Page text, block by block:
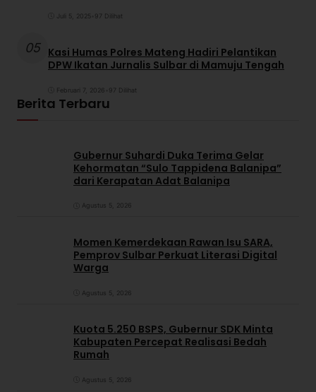
Juli 5, 2025 97 Dilihat
05 Kasi Humas Polres Mateng Hadiri Pelantikan
DPW Ikatan Jurnalis Sulbar di Mamuju Tengah
Februari 7, 2026 97 Dilihat
Berita Terbaru
Gubernur Suhardi Duka Terima Gelar
Kehormatan “Sulo Tappidena Balanipa”
dari Kerapatan Adat Balanipa
Agustus 5, 2026
Momen Kemerdekaan Rawan Isu SARA,
Pemprov Sulbar Perkuat Literasi Digital
Warga
Agustus 5, 2026
Kuota 5.250 BSPS, Gubernur SDK Minta
Kabupaten Percepat Realisasi Bedah
Rumah
Agustus 5, 2026